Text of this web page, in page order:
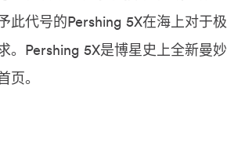
此代号的Pershing 5X在海上对于极
。Pershing 5X是博星史上全新曼妙
页。